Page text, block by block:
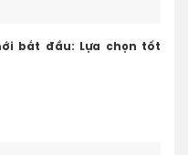
bắt đầu: Lựa chọn tốt